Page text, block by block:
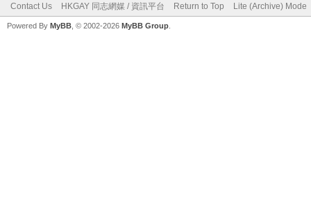
Contact Us HKGAY 同志網媒 / 資訊平台 Return to Top Lite (Archive) Mode
Powered By MyBB , © 2002-2026 MyBB Group